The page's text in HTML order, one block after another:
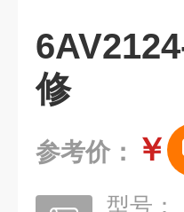
修
参考价： ￥
型号：